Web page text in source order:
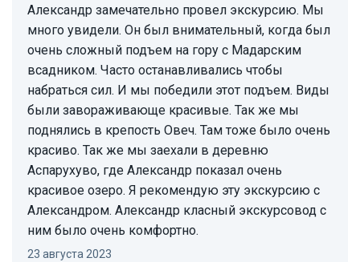
Александр замечательно провел экскурсию. Мы
много увидели. Он был внимательный, когда был
очень сложный подъем на гору с Мадарским
всадником. Часто останавливались чтобы
набраться сил. И мы победили этот подъем. Виды
были завораживающе красивые. Так же мы
поднялись в крепость Овеч. Там тоже было очень
красиво. Так же мы заехали в деревню
Аспарухуво, где Александр показал очень
красивое озеро. Я рекомендую эту экскурсию с
Александром. Александр класный экскурсовод с
ним было очень комфортно.
23 августа 2023